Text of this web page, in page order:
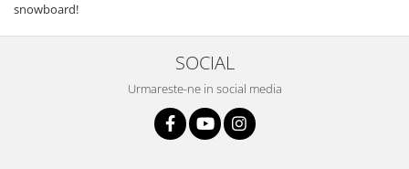
snowboard!
SOCIAL
Urmareste-ne in social media